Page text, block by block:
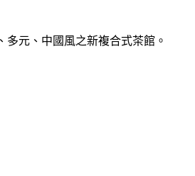
元、中國風之新複合式茶館。